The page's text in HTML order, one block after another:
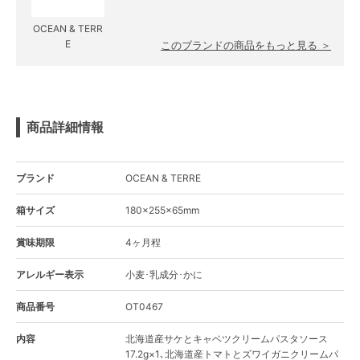
OCEAN & TERR
E
このブランドの商品をもっと見る ＞
商品詳細情報
ブランド OCEAN & TERRE
箱サイズ 180×255×65mm
賞味期限 4ヶ月程
アレルギー表示 小麦･乳成分･かに
商品番号 OT0467
内容
北海道産サケとキャベツクリームパスタソース
17.2g×1､北海道産トマトとズワイガニクリームパ